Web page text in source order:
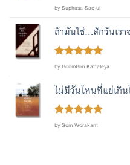
Rated
of 5
by Suphasa Sae-ui
ถ้ามันใช่...สักวันเร
Rated5out
by BoomBim Kattaleya
ไม่มีวันไหนที่แย่เกิน
Rated5out
by Som Worakant